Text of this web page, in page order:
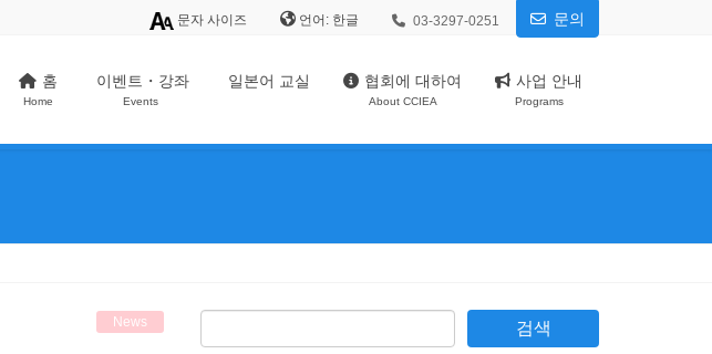
문자 사이즈 언어: 03-3297-0251 문의
홈
Home
이벤트・강좌
Events
일본어 교실 협회에 대하여
About CCIEA
사업 안내
Programs
News